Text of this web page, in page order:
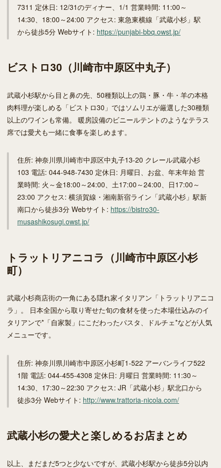
7311 定休日: 12/31のディナー、1/1 営業時間: 11:00～
14:30、18:00～24:00 アクセス: 東急東横線「武蔵小杉」駅
から徒歩5分 Webサイト: https://punjabi-bbq.owst.jp/
ビストロ30（川崎市中原区中丸子）
武蔵小杉駅から目と鼻の先、50種類以上の鶏・豚・牛・羊の本格
肉料理が楽しめる「ビストロ30」ではソムリエが厳選した30種類
以上のワインも常備。 暖房設備のビニールテントのようなテラス
席では愛犬も一緒に食事を楽しめます。
住所: 神奈川県川崎市中原区中丸子13-20 クレール武蔵小杉
103 電話: 044-948-7430 定休日: 月曜日、お盆、年末年始 営
業時間: 火～金18:00～24:00、土17:00～24:00、日17:00～
23:00 アクセス: 横須賀線・湘南新宿ライン「武蔵小杉」駅新
南口から徒歩3分 Webサイト: https://bistro30-
musashikosugi.owst.jp/
トラットリアニコラ（川崎市中原区小杉
町）
武蔵小杉商店街の一角にある隠れ家イタリアン「トラットリアニコ
ラ」。 日本全国から取り寄せた旬の食材を使った本場仕込みのイ
タリアンで*「自家製」にこだわったパスタ、ドルチェ*などが人気
メニューです。
住所: 神奈川県川崎市中原区小杉町1-522 アーバンライフ522
1階 電話: 044-455-4308 定休日: 月曜日 営業時間: 11:30～
14:30、17:30～22:30 アクセス: JR「武蔵小杉」駅北口から
徒歩3分 Webサイト: http://www.trattoria-nicola.com/
武蔵小杉の愛犬と楽しめるお店まとめ
以上、まだまだ5つと少ないですが、武蔵小杉駅から徒歩5分以内